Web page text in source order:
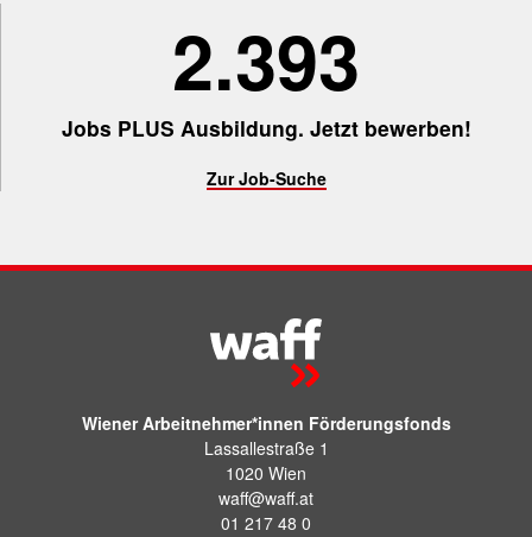
2.400
Jobs PLUS Ausbildung. Jetzt bewerben!
Zur Job-Suche
Wiener Arbeitnehmer*innen Förderungsfonds
Lassallestraße 1
1020 Wien
waff@waff.at
01 217 48 0